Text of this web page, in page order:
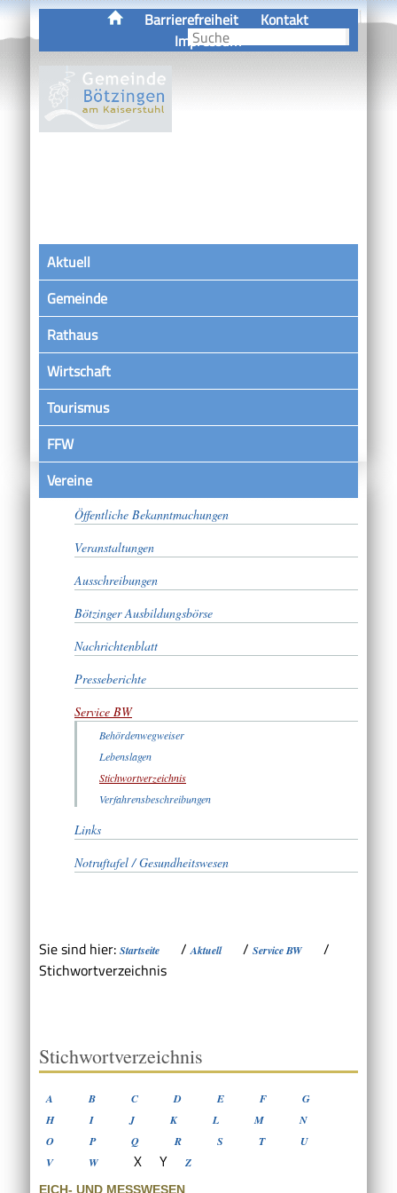
Barrierefreiheit
Kontakt
Impressum
Aktuell
Gemeinde
Rathaus
Wirtschaft
Tourismus
FFW
VereineSatzungen
Öffentliche Bekanntmachungen
Veranstaltungen
Ausschreibungen
Bötzinger Ausbildungsbörse
Nachrichtenblatt
Presseberichte
Service BW
Behördenwegweiser
Lebenslagen
Stichwortverzeichnis
Verfahrensbeschreibungen
Links
Notruftafel / Gesundheitswesen
Sie sind hier: Startseite /Aktuell / Service BW
/
Stichwortverzeichnis
Stichwortverzeichnis
A B C D E F
G
H
I J K L M
N
O
P Q R S T
U
V
W X Y Z
EICH- UND MESSWESEN